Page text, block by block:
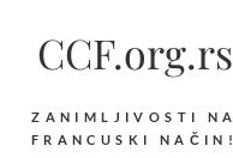
CCF.org.rs
ZANIMLJIVOSTI NA
FRANCUSKI NAČIN!